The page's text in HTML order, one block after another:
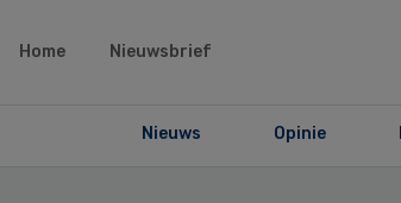
Home Nieuwsbrief
Nieuws Opinie